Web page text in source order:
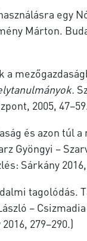
egy
Márton.
2005,
és azon túl a
Gyöngyi –
Sárkány 2016,
tagolódás.
–
279–290.)